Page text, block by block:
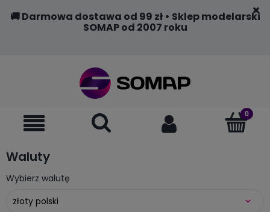
🚚 Darmowa dostawa od 99 zł • Sklep modelarski
SOMAP od 2007 roku
Waluty
Wybierz walutę